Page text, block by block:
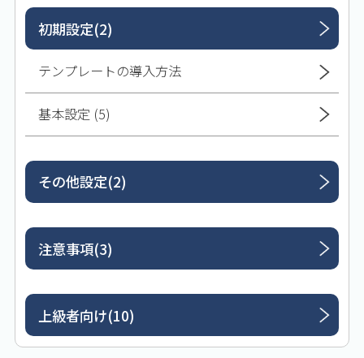
初期設定(2)
テンプレートの導入方法
基本設定 (5)
その他設定(2)
注意事項(3)
上級者向け(10)